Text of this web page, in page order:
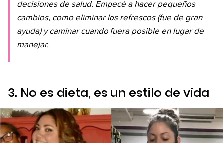
decisiones de salud. Empecé a hacer pequeños
cambios, como eliminar los refrescos (fue de gran
ayuda) y caminar cuando fuera posible en lugar de
manejar.
3. No es dieta, es un estilo de vida